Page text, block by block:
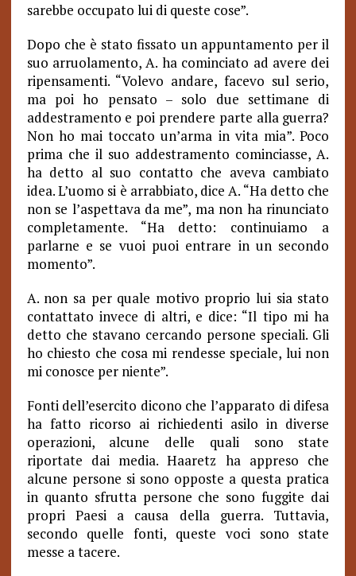
sarebbe occupato lui di queste cose”.
Dopo che è stato fissato un appuntamento per il
suo arruolamento, A. ha cominciato ad avere dei
ripensamenti. “Volevo andare, facevo sul serio,
ma poi ho pensato – solo due settimane di
addestramento e poi prendere parte alla guerra?
Non ho mai toccato un’arma in vita mia”. Poco
prima che il suo addestramento cominciasse, A.
ha detto al suo contatto che aveva cambiato
idea. L’uomo si è arrabbiato, dice A. “Ha detto che
non se l’aspettava da me”, ma non ha rinunciato
completamente. “Ha detto: continuiamo a
parlarne e se vuoi puoi entrare in un secondo
momento”.
A. non sa per quale motivo proprio lui sia stato
contattato invece di altri, e dice: “Il tipo mi ha
detto che stavano cercando persone speciali. Gli
ho chiesto che cosa mi rendesse speciale, lui non
mi conosce per niente”.
Fonti dell’esercito dicono che l’apparato di difesa
ha fatto ricorso ai richiedenti asilo in diverse
operazioni, alcune delle quali sono state
riportate dai media. Haaretz ha appreso che
alcune persone si sono opposte a questa pratica
in quanto sfrutta persone che sono fuggite dai
propri Paesi a causa della guerra. Tuttavia,
secondo quelle fonti, queste voci sono state
messe a tacere.